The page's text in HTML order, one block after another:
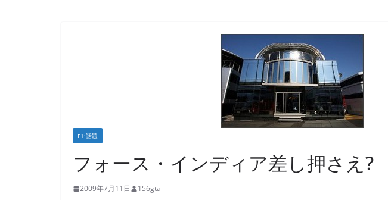
F1:話題
フォース・インディア差し押さえ?
2009年7月11日 156gta